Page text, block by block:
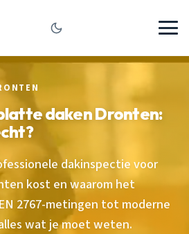
daken Dronten:
dakinspectie voor
kost en waarom het
2767-metingen tot moderne
wat je moet weten.